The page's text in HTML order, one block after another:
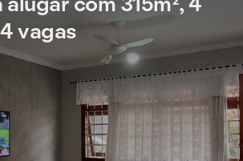
com 315m², 4
vagas